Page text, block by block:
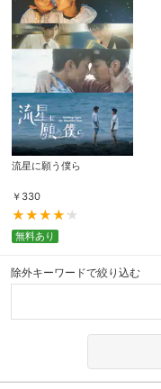
流星に願う僕ら
￥ 330
無料あり
除外キーワードで絞り込む